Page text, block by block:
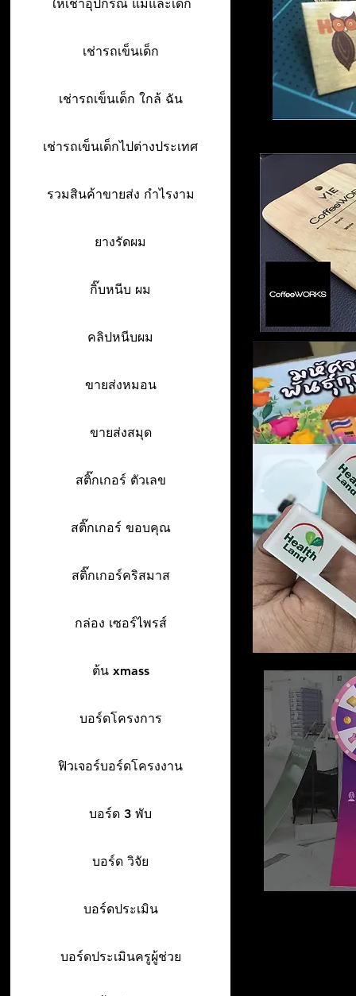
ให้เช่าอุปกรณ์ แม่และเด็ก
เช่ารถเข็นเด็ก
เช่ารถเข็นเด็ก ใกล้ ฉัน
เช่ารถเข็นเด็กไปต่างประเทศ
รวมสินค้าขายส่ง กำไรงาม
ยางรัดผม
กิ๊บหนีบ ผม
คลิปหนีบผม
ขายส่งหมอน
ขายส่งสมุด
สติ๊กเกอร์ ตัวเลข
สติ๊กเกอร์ ขอบคุณ
สติ๊กเกอร์คริสมาส
กล่อง เซอร์ไพรส์
ต้น xmass
บอร์ดโครงการ
ฟิวเจอร์บอร์ดโครงงาน
บอร์ด 3 พับ
บอร์ด วิจัย
บอร์ดประเมิน
บอร์ดประเมินครูผู้ช่วย